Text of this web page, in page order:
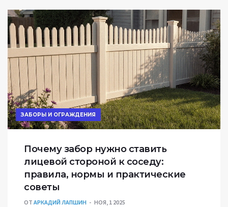
ЗАБОРЫ И ОГРАЖДЕНИЯ
Почему забор нужно ставить
лицевой стороной к соседу:
правила, нормы и практические
советы
ОТ АРКАДИЙ ЛАПШИН НОЯ, 1 2025